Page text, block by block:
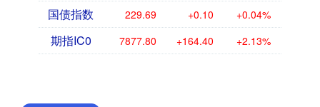
国债指数 229.69 +0.10 +0.04%
期指IC0 7877.80 +164.40 +2.13%